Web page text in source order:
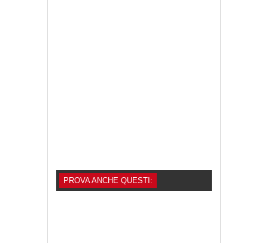
PROVA ANCHE QUESTI: